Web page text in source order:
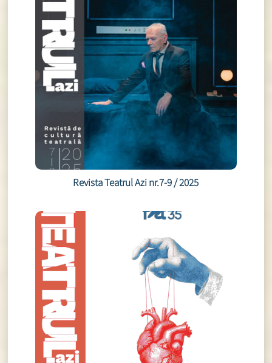
Revista Teatrul Azi nr.7-9 / 2025